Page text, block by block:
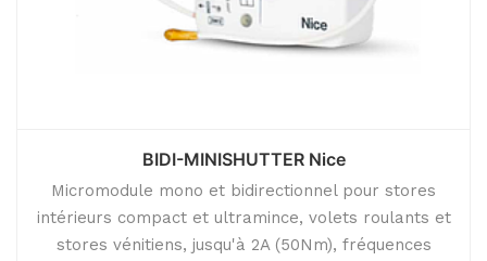
BIDI-MINISHUTTER Nice
Micromodule mono et bidirectionnel pour stores
intérieurs compact et ultramince, volets roulants et
stores vénitiens, jusqu'à 2A (50Nm), fréquences